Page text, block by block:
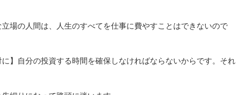
場の人間は、人生のすべてを仕事に費やすことはできないので
】自分の投資する時間を確保しなければならないからです。それ